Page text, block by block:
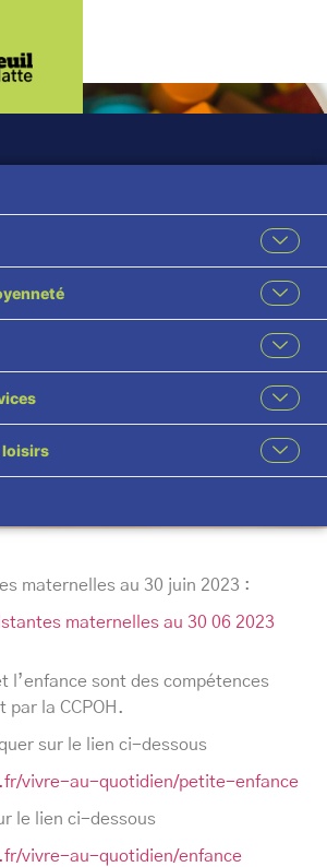
loisirs
/
Partagez cette page
maternelles au 30 juin 2023 :
maternelles au 30 06 2023
l’enfance sont des compétences
la CCPOH.
sur le lien ci-dessous
vivre-au-quotidien/petite-enfance
le lien ci-dessous
vivre-au-quotidien/enfance